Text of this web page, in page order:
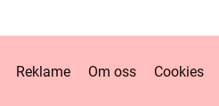
Reklame Om oss Cookies